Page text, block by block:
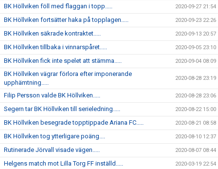
BK Höllviken föll med flaggan i topp..... 2020-09-27 21:54
BK Höllviken fortsätter haka på topplagen..... 2020-09-23 22:26
BK Höllviken säkrade kontraktet..... 2020-09-13 20:57
BK Höllviken tillbaka i vinnarspåret..... 2020-09-05 23:10
BK Höllviken fick inte spelet att stämma..... 2020-09-04 08:09
BK Höllviken vägrar förlora efter imponerande
upphämtning.....
2020-08-28 23:19
Filip Persson valde BK Höllviken..... 2020-08-28 23:06
Segern tar BK Höllviken till serieledning..... 2020-08-22 15:00
BK Höllviken besegrade topptippade Ariana FC..... 2020-08-21 08:58
BK Höllviken tog ytterligare poäng.... 2020-08-10 12:37
Rutinerade Jörvall visade vägen..... 2020-08-07 08:44
Helgens match mot Lilla Torg FF inställd..... 2020-03-19 22:54